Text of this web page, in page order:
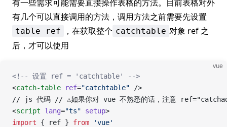
有一些需求可能需要直接操作表格的方法。目前表格对外
有几个可以直接调用的方法，调用方法之前需要先设置
table ref ，在获取整个 catchtable 对象 ref 之
后，才可以使用
vue
<!-- 设置 ref = 'catchtable' -->
<catch-table ref="catchtable" />
// js 代码 // ⚠️如果你对 vue 不熟悉的话，注意
<script lang="ts" setup>
import { ref } from 'vue'